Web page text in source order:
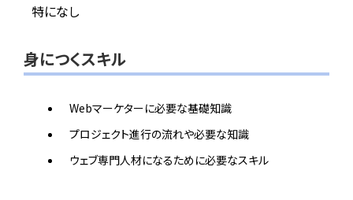
特になし
身につくスキル
Webマーケターに必要な基礎知識
プロジェクト進行の流れや必要な知識
ウェブ専門人材になるために必要なスキル